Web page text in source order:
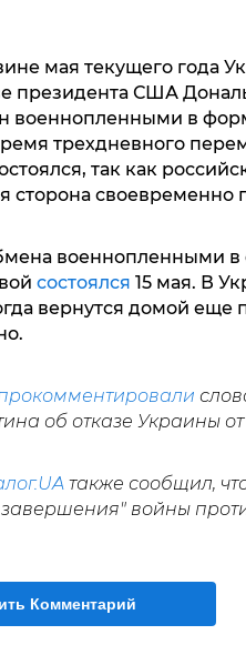
мая текущего года
президента США
военнопленными в
трехдневного
так как
сторона своевременно
военнопленными в
состоялся 15 мая. В
вернутся домой еще
об отказе Украины
также сообщил,
войны
Комментарий